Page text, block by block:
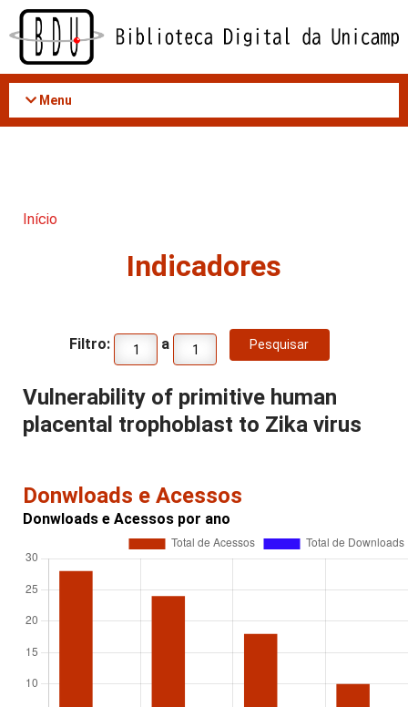
Acessar
conteúdo
Menu
Início
Indicadores
Filtro: a
Vulnerability of primitive human
placental trophoblast to Zika virus
Donwloads e Acessos
Donwloads e Acessos por ano